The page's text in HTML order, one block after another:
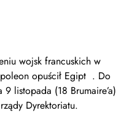
wojsk francuskich w
opuścił Egipt . Do
listopada (18 Brumaire’a)
Dyrektoriatu.